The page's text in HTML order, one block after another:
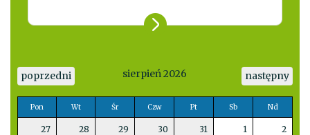
poprzedni sierpień 2026 następny
Pon Wt Śr Czw Pt Sb Nd
27 28 29 30 31 1 2